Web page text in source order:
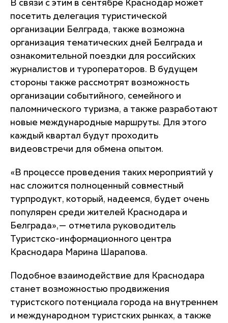
В связи с этим в сентябре Краснодар может
посетить делегация туристической
организации Белграда, также возможна
организация тематических дней Белграда и
ознакомительной поездки для российских
журналистов и туроператоров. В будущем
стороны также рассмотрят возможность
организации событийного, семейного и
паломнического туризма, а также разработают
новые международные маршруты. Для этого
каждый квартал будут проходить
видеовстречи для обмена опытом.
«В процессе проведения таких мероприятий у
нас сложится полноценный совместный
турпродукт, который, надеемся, будет очень
популярен среди жителей Краснодара и
Белграда»,— отметила руководитель
Туристско-информационного центра
Краснодара Марина Шарапова.
Подобное взаимодействие для Краснодара
станет возможностью продвижения
туристского потенциала города на внутреннем
и международном туристских рынках, а также